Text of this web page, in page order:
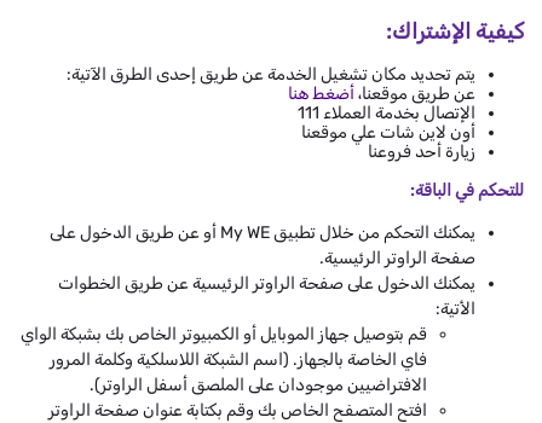
كيفية الإشتراك:
يتم تحديد مكان تشغيل الخدمة عن طريق إحدى الطرق الآتية:
عن طريق موقعنا،أضغط هنا
الإتصال بخدمة العملاء 111
أون لاين شات علي موقعنا
زيارة أحد فروعنا
للتحكم في الباقة:
يمكنك التحكم من خلال تطبيق My WE أو عن طريق الدخول على
صفحة الراوتر الرئيسية.
يمكنك الدخول على صفحة الراوتر الرئيسية عن طريق الخطوات
الأتية:
قم بتوصيل جهاز الموبايل أو الكمبيوتر الخاص بك بشبكة الواي
فاي الخاصة بالجهاز. (اسم الشبكة اللاسلكية وكلمة المرور
الافتراضيين موجودان على الملصق أسفل الراوتر).
افتح المتصفح الخاص بك وقم بكتابة عنوان صفحة الراوتر